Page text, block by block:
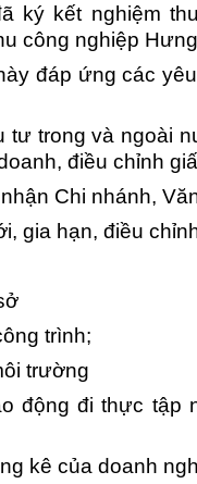
ký kết nghiệm
công nghiệp
đáp ứng các
trong và ngoài
điều chỉnh
Chi nhánh,
gia hạn, điều
trình;
trường
động đi thực tập
kê của doanh